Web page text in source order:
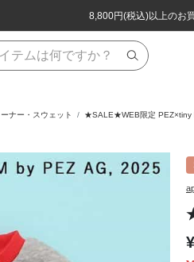
8,800円(税込)以上のお
ほぼ全品半額！！8/12(水
8,800円(税込)以上のお
ほぼ全品半額！！8/12(水
ナー・スウェット ★SALE★WEB限定 PEZ×tiny